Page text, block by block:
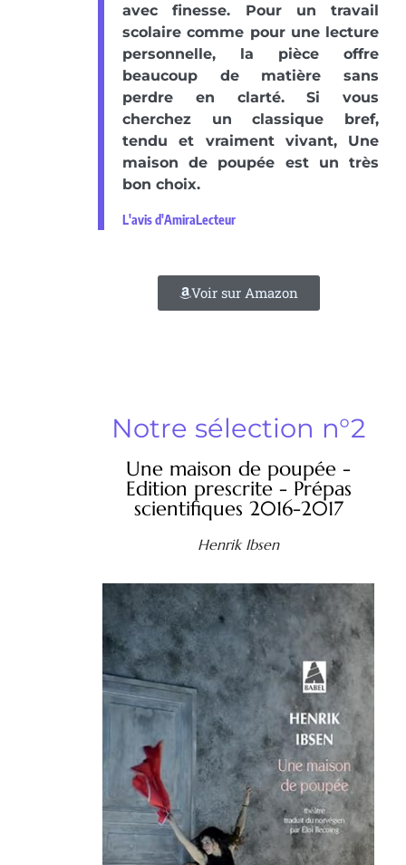
avec finesse. Pour un travail
scolaire comme pour une lecture
personnelle, la pièce offre
beaucoup de matière sans
perdre en clarté. Si vous
cherchez un classique bref,
tendu et vraiment vivant, Une
maison de poupée est un très
bon choix.
L'avis d'AmiraLecteur
Voir sur Amazon
Notre sélection n°2
Une maison de poupée -
Edition prescrite - Prépas
scientifiques 2016-2017
Henrik Ibsen